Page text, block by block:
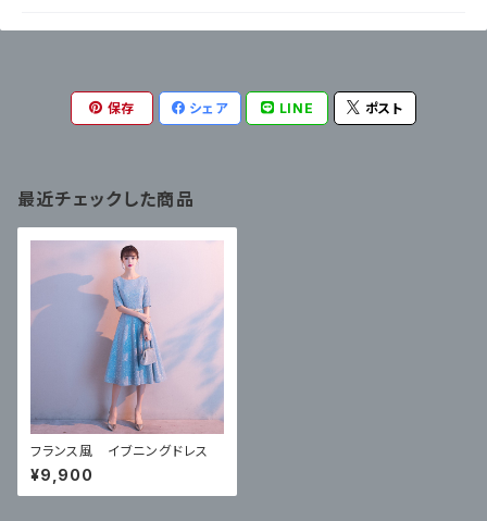
保存 シェア LINE ポスト
最近チェックした商品
フランス風 イブニングドレス
¥9,900